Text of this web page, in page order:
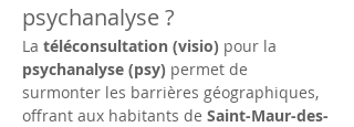
psychanalyse ?
La téléconsultation (visio) pour la
psychanalyse (psy) permet de
surmonter les barrières géographiques,
offrant aux habitants de Saint-Maur-des-